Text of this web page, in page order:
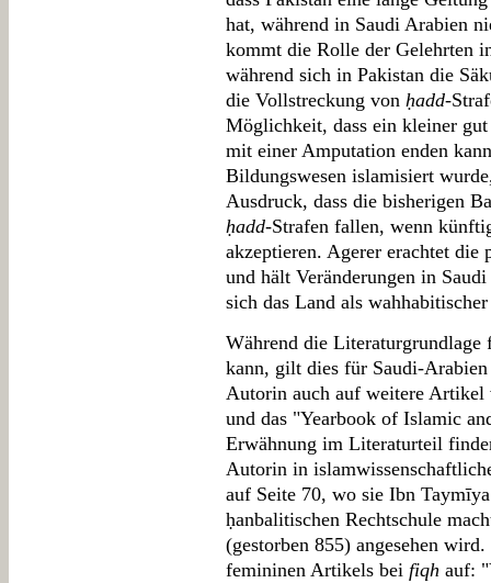
hat, während in Saudi Arabien
kommt die Rolle der Gelehrten
während sich in Pakistan die
die Vollstreckung von ḥadd-
Möglichkeit, dass ein kleiner
mit einer Amputation enden
Bildungswesen islamisiert
Ausdruck, dass die bisherigen
ḥadd-Strafen fallen, wenn
akzeptieren. Agerer erachtet
und hält Veränderungen in
sich das Land als
Während die Literaturgrundlage
kann, gilt dies für Saudi-
Autorin auch auf weitere
und das "Yearbook of Islamic
Erwähnung im Literaturteil
Autorin in
auf Seite 70, wo sie Ibn
ḥanbalitischen Rechtschule
(gestorben 855) angesehen
femininen Artikels bei fiqh auf: